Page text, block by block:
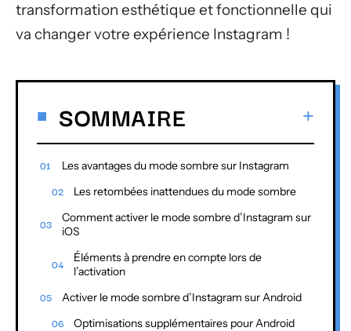
transformation esthétique et fonctionnelle qui
va changer votre expérience Instagram !
SOMMAIRE
Les avantages du mode sombre sur Instagram
Les retombées inattendues du mode sombre
Comment activer le mode sombre d’Instagram sur
iOS
Éléments à prendre en compte lors de
l’activation
Activer le mode sombre d’Instagram sur Android
Optimisations supplémentaires pour Android